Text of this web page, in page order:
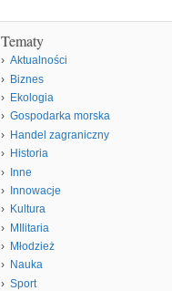
Tematy
Aktualności
Biznes
Ekologia
Gospodarka morska
Handel zagraniczny
Historia
Inne
Innowacje
Kultura
MIlitaria
Młodzież
Nauka
Sport